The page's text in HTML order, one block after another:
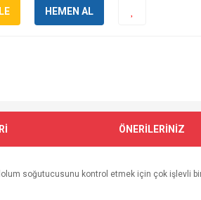
HEMEN AL
ÖNERİLERİNİZ
soğutucusunu kontrol etmek için çok işlevli